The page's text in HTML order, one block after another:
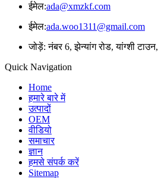
ईमेल:ada@xmzkf.com
ईमेल:ada.woo1311@gmail.com
जोड़ें: नंबर 6, झेन्यांग रोड, यांग्शी
Quick Navigation
Home
हमारे बारे में
उत्पादों
OEM
वीडियो
समाचार
ज्ञान
हमसे संपर्क करें
Sitemap